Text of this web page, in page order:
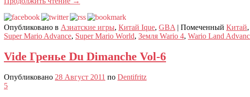
Опубликовано в Азиатские игры, Китай Ique, GBA | Помеченный Китай,
Super Mario Advance, Super Mario World, Земля Wario 4, Wario Land
Vide Гренье Du Dimanche Vol-6
Опубликовано 28 Август 2011 по Dentifritz
5